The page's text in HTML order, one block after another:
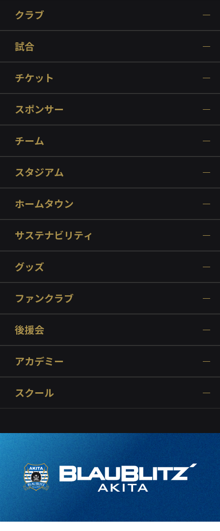
クラブ
試合
チケット
スポンサー
チーム
スタジアム
ホームタウン
サステナビリティ
グッズ
ファンクラブ
後援会
アカデミー
スクール